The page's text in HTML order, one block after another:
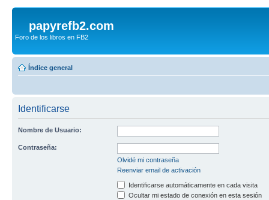
papyrefb2.com
Foro de los libros en FB2
Índice general
Identificarse
Nombre de Usuario:
Contraseña:
Olvidé mi contraseña
Reenviar email de activación
Identificarse automáticamente en cada visita
Ocultar mi estado de conexión en esta sesión